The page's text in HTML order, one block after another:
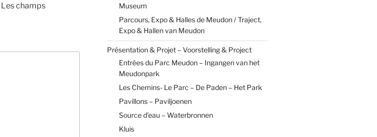
Les champs
Museum
Parcours, Expo & Halles de Meudon / Traject,
Expo & Hallen van Meudon
Présentation & Projet – Voorstelling & Project
Entrées du Parc Meudon – Ingangen van het
Meudonpark
Les Chemins- Le Parc – De Paden – Het Park
Pavillons – Paviljoenen
Source d’eau – Waterbronnen
Kluis